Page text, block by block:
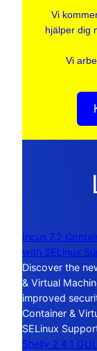
Vi
hjälper dig
Vi
Incus 7.2
with SELinux
Discover the
& Virtual
improved
Container &
SELinux
Shelly 2.4.1